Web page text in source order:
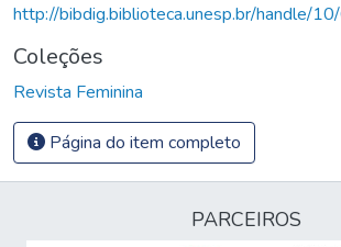
http://bibdig.biblioteca.unesp.br/handle/
Coleções
Revista Feminina
Página do item completo
PARCEIROS